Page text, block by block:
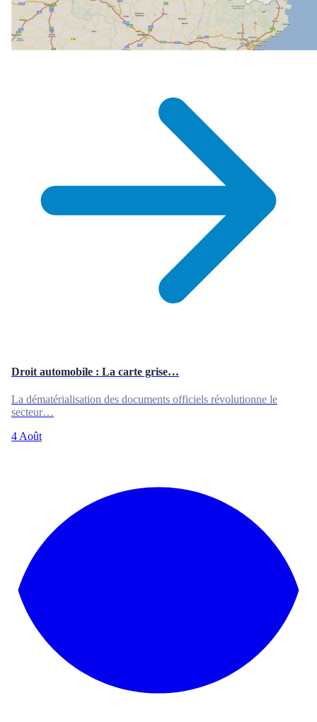
Droit automobile : La carte grise…
La dématérialisation des documents officiels révolutionne le
secteur…
4 Août